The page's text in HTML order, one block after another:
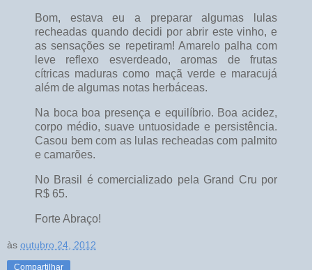
Bom, estava eu a preparar algumas lulas
recheadas quando decidi por abrir este vinho, e
as sensações se repetiram! Amarelo palha com
leve reflexo esverdeado, aromas de frutas
cítricas maduras como maçã verde e maracujá
além de algumas notas herbáceas.
Na boca boa presença e equilíbrio. Boa acidez,
corpo médio, suave untuosidade e persistência.
Casou bem com as lulas recheadas com palmito
e camarões.
No Brasil é comercializado pela Grand Cru por
R$ 65.
Forte Abraço!
às outubro 24, 2012
Compartilhar